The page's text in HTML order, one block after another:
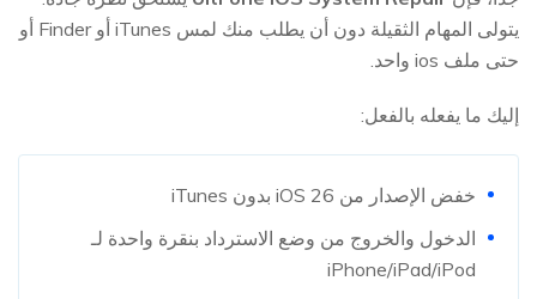
يتولى المهام الثقيلة دون أن يطلب منك لمس iTunes أو Finder أو
حتى ملف ios واحد.
إليك ما يفعله بالفعل:
خفض الإصدار من iOS 26 بدون iTunes
الدخول والخروج من وضع الاسترداد بنقرة واحدة لـ
iPhone/iPad/iPod